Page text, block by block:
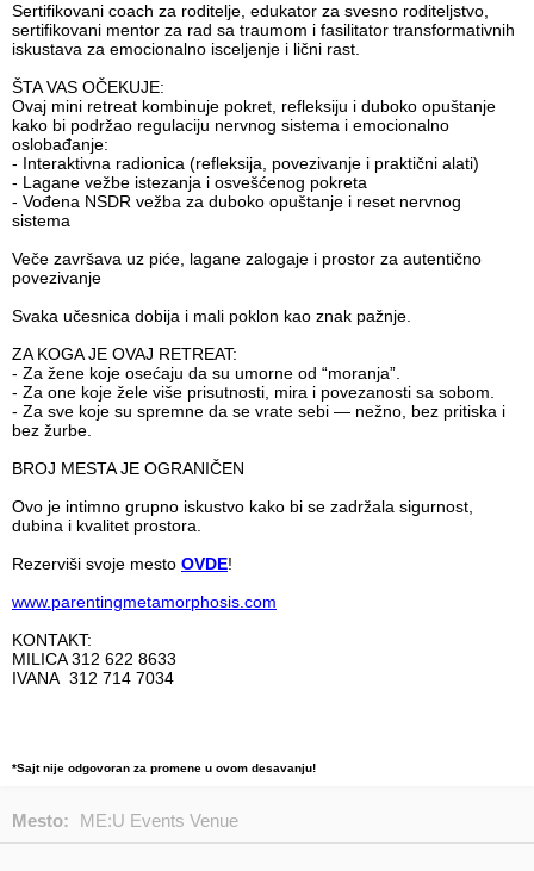
Sertifikovani coach za roditelje, edukator za svesno roditeljstvo,
sertifikovani mentor za rad sa traumom i fasilitator transformativnih
iskustava za emocionalno isceljenje i lični rast.
ŠTA VAS OČEKUJE:
Ovaj mini retreat kombinuje pokret, refleksiju i duboko opuštanje
kako bi podržao regulaciju nervnog sistema i emocionalno
oslobađanje:
- Interaktivna radionica (refleksija, povezivanje i praktični alati)
- Lagane vežbe istezanja i osvešćenog pokreta
- Vođena NSDR vežba za duboko opuštanje i reset nervnog
sistema
Veče završava uz piće, lagane zalogaje i prostor za autentično
povezivanje
Svaka učesnica dobija i mali poklon kao znak pažnje.
ZA KOGA JE OVAJ RETREAT:
- Za žene koje osećaju da su umorne od “moranja”.
- Za one koje žele više prisutnosti, mira i povezanosti sa sobom.
- Za sve koje su spremne da se vrate sebi — nežno, bez pritiska i
bez žurbe.
BROJ MESTA JE OGRANIČEN
Ovo je intimno grupno iskustvo kako bi se zadržala sigurnost,
dubina i kvalitet prostora.
Rezerviši svoje mesto OVDE!
www.parentingmetamorphosis.com
KONTAKT:
MILICA 312 622 8633
IVANA 312 714 7034
*Sajt nije odgovoran za promene u ovom desavanju!
Mesto: ME:U Events Venue